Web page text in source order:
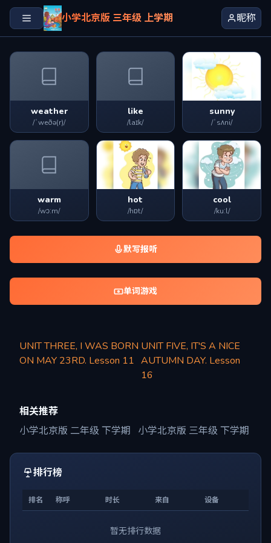
小学北京版 三年级 上学期 昵称
weather
/ˈweðə(r)/
like
/laɪk/
sunny
/ˈsʌni/
warm
/wɔːm/
hot
/hɒt/
cool
/kuːl/
默写报听
单词游戏
UNIT THREE, I WAS BORN
ON MAY 23RD. Lesson 11
UNIT FIVE, IT'S A NICE
AUTUMN DAY. Lesson
16
相关推荐
小学北京版 二年级 下学期
小学北京版 三年级 下学期
排行榜
排名 称呼 时长 来自 设备
暂无排行数据